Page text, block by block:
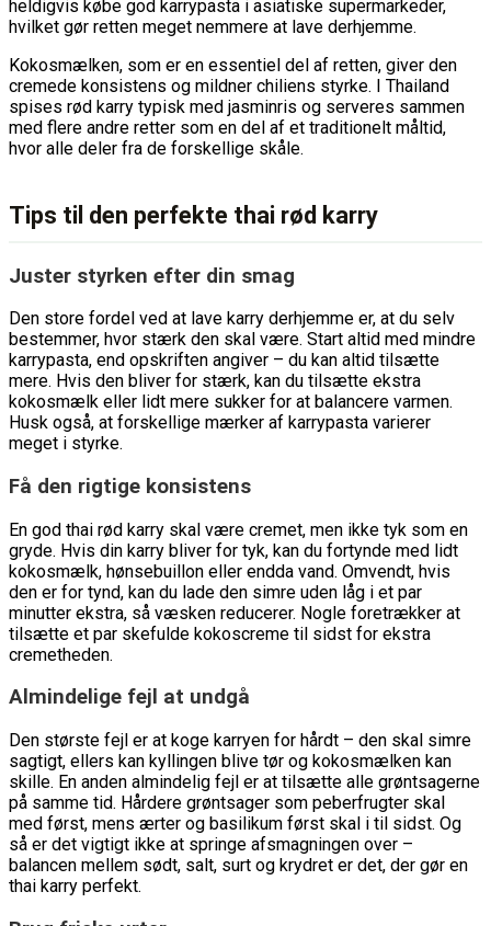
heldigvis købe god karrypasta i asiatiske supermarkeder,
hvilket gør retten meget nemmere at lave derhjemme.
Kokosmælken, som er en essentiel del af retten, giver den
cremede konsistens og mildner chiliens styrke. I Thailand
spises rød karry typisk med jasminris og serveres sammen
med flere andre retter som en del af et traditionelt måltid,
hvor alle deler fra de forskellige skåle.
Tips til den perfekte thai rød karry
Juster styrken efter din smag
Den store fordel ved at lave karry derhjemme er, at du selv
bestemmer, hvor stærk den skal være. Start altid med mindre
karrypasta, end opskriften angiver – du kan altid tilsætte
mere. Hvis den bliver for stærk, kan du tilsætte ekstra
kokosmælk eller lidt mere sukker for at balancere varmen.
Husk også, at forskellige mærker af karrypasta varierer
meget i styrke.
Få den rigtige konsistens
En god thai rød karry skal være cremet, men ikke tyk som en
gryde. Hvis din karry bliver for tyk, kan du fortynde med lidt
kokosmælk, hønsebuillon eller endda vand. Omvendt, hvis
den er for tynd, kan du lade den simre uden låg i et par
minutter ekstra, så væsken reducerer. Nogle foretrækker at
tilsætte et par skefulde kokoscreme til sidst for ekstra
cremetheden.
Almindelige fejl at undgå
Den største fejl er at koge karryen for hårdt – den skal simre
sagtigt, ellers kan kyllingen blive tør og kokosmælken kan
skille. En anden almindelig fejl er at tilsætte alle grøntsagerne
på samme tid. Hårdere grøntsager som peberfrugter skal
med først, mens ærter og basilikum først skal i til sidst. Og
så er det vigtigt ikke at springe afsmagningen over –
balancen mellem sødt, salt, surt og krydret er det, der gør en
thai karry perfekt.